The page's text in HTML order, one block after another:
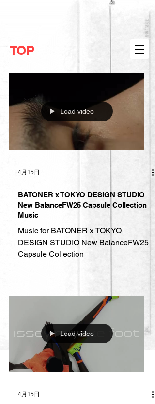
TOP
Load video
4月15日
BATONER x TOKYO DESIGN STUDIO
New BalanceFW25 Capsule Collection
Music
Music for BATONER x TOKYO
DESIGN STUDIO New BalanceFW25
Capsule Collection
Load video
4月15日